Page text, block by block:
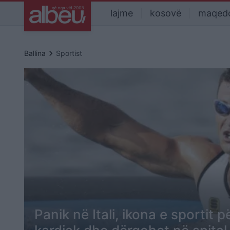
lajme kosovë
Ballina keyboard_arrow_right Sportist
Panik në Itali, ikona e sportit